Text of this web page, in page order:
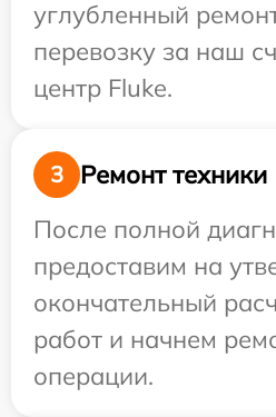
углубленный
перевозку за наш
центр Fluke.
3
Ремонт техники
После полной
предоставим на
окончательный
работ и начнем
операции.